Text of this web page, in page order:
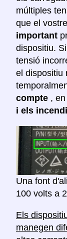
múltiples
que el
important
dispositiu.
tensió
el dispositiu
compte ,
i els
Una font
100 volts a
Els
manegen